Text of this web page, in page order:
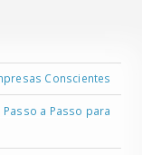
Conscientes
a Passo para